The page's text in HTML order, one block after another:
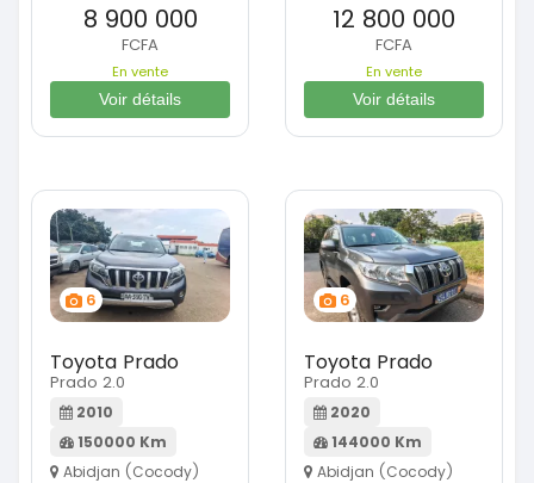
8 900 000
FCFA
En vente
Voir détails
12 800 000
FCFA
En vente
Voir détails
6
Toyota Prado
Prado 2.0
2010
150000 Km
Abidjan (Cocody)
6
Toyota Prado
Prado 2.0
2020
144000 Km
Abidjan (Cocody)